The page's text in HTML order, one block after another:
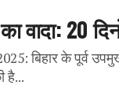
वादा: 20
बिहार के पूर्व
है...